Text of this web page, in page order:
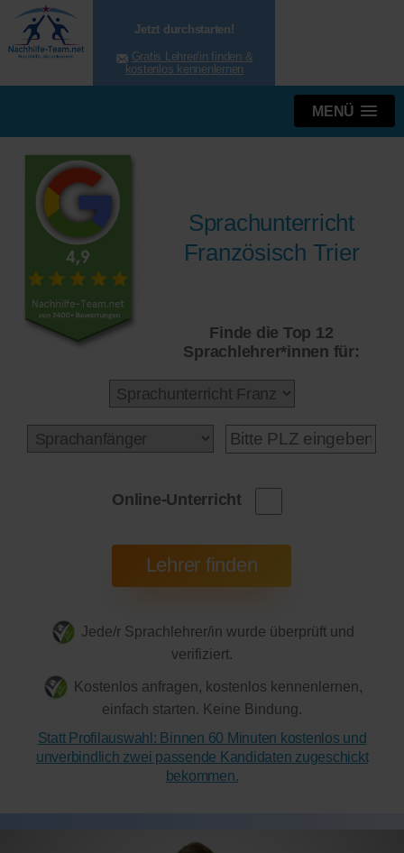
Jetzt durchstarten!
Gratis Lehrer/in finden &
kostenlos kennenlernen
MENÜ
Sprachunterricht
Französisch Trier
Finde die Top 12
Sprachlehrer*innen für:
Online-Unterricht
Jede/r Sprachlehrer/in wurde überprüft und
verifiziert.
Kostenlos anfragen, kostenlos kennenlernen,
einfach starten. Keine Bindung.
Statt Profilauswahl: Binnen 60 Minuten kostenlos und
unverbindlich zwei passende Kandidaten zugeschickt
bekommen.